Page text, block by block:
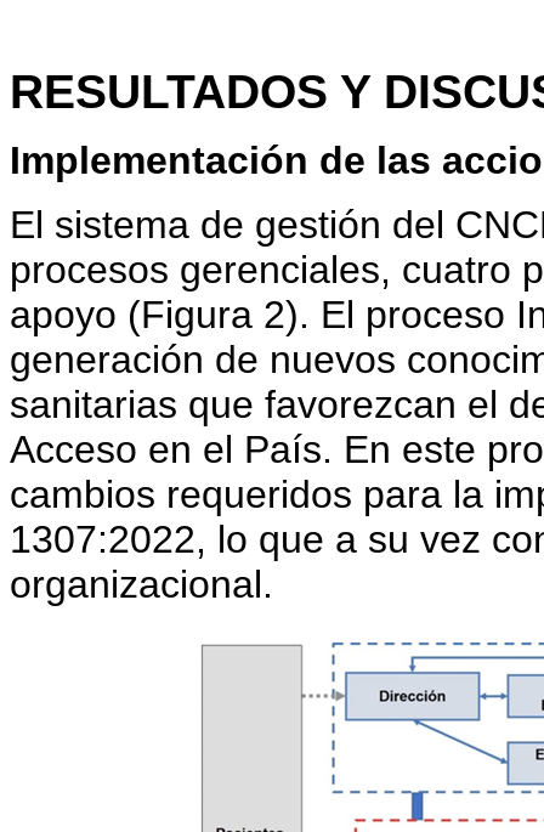
RESULTADOS Y
Implementación de las
El sistema de gestión del
procesos gerenciales, cuatro
apoyo (Figura 2). El proceso
generación de nuevos
sanitarias que favorezcan el
Acceso en el País. En este
cambios requeridos para la
1307:2022, lo que a su vez
organizacional.